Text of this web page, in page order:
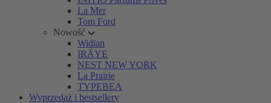
La Mer
Tom Ford
Nowość
Widian
IRÄYE
NEST NEW YORK
La Prairie
TYPEBEA
Wyprzedaż i bestsellery